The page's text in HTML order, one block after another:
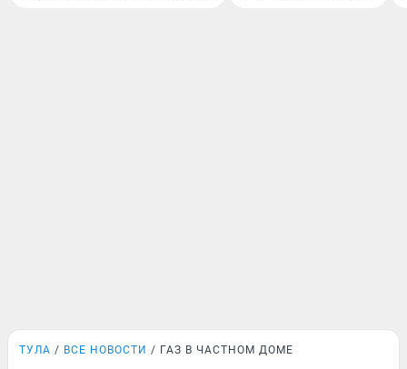
ТУЛА ВСЕ НОВОСТИ ГАЗ В ЧАСТНОМ ДОМЕ